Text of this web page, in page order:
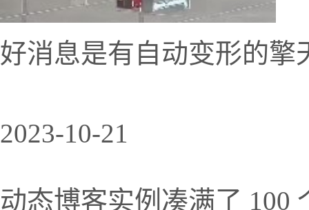
好消息是有自动变形的擎
2023-10-21
动态博客实例凑满了 100